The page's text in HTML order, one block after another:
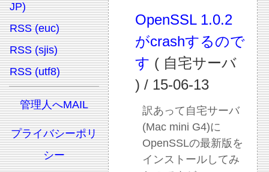
JP)
RSS (euc)
RSS (sjis)
RSS (utf8)
管理人へMAIL
プライバシーポリ
シー
OpenSSL 1.0.2
がcrashするので
す ( 自宅サーバ
) / 15-06-13
訳あって自宅サーバ
(Mac mini G4)に
OpenSSLの最新版を
インストールしてみ